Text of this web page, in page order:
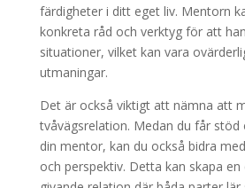
färdigheter i ditt eget liv. Mentorn
konkreta råd och verktyg för att
situationer, vilket kan vara
utmaningar.
Det är också viktigt att nämna att
tvåvägsrelation. Medan du får stöd
din mentor, kan du också bidra
och perspektiv. Detta kan skapa en